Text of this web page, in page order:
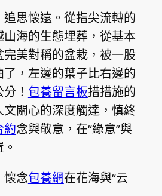
思懷遠。從指尖流轉的
海的生態埋葬，從基本
美對稱的盆栽，被一股
，左邊的葉子比右邊的
！ 包養留言板措措施的
關心的深度觸達，慎終
約念與敬意，在“綠意”與
懷念包養網在花海與“云